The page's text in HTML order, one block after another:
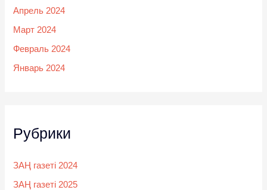
Апрель 2024
Март 2024
Февраль 2024
Январь 2024
Рубрики
ЗАҢ газеті 2024
ЗАҢ газеті 2025